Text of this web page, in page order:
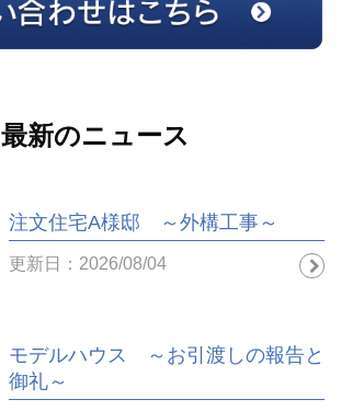
最新のニュース
注文住宅A様邸 ～外構工事～
更新日：2026/08/04
モデルハウス ～お引渡しの報告と
御礼～